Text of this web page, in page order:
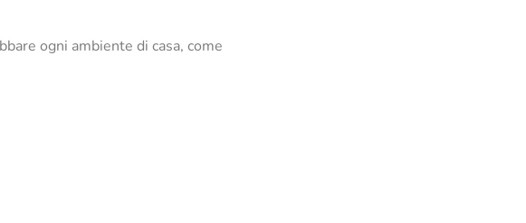
ogni ambiente di casa, come